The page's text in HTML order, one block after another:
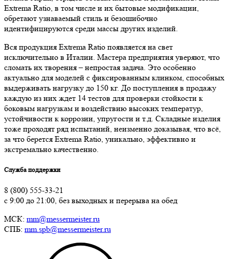
Extrema Ratio, в том числе и их бытовые модификации,
обретают узнаваемый стиль и безошибочно
идентифицируются среди массы других изделий.
Вся продукция Extrema Ratio появляется на свет
исключительно в Италии. Мастера предприятия уверяют, что
сломать их творения – непростая задача. Это особенно
актуально для моделей с фиксированным клинком, способных
выдерживать нагрузку до 150 кг. До поступления в продажу
каждую из них ждет 14 тестов для проверки стойкости к
боковым нагрузкам и воздействию высоких температур,
устойчивости к коррозии, упругости и т.д. Складные изделия
тоже проходят ряд испытаний, неизменно доказывая, что всё,
за что берется Extrema Ratio, уникально, эффективно и
экстремально качественно.
Служба поддержки
8 (800) 555-33-21
с 9:00 до 21:00, без выходных и перерыва на обед
МСК: mm@messermeister.ru
СПБ: mm.spb@messermeister.ru